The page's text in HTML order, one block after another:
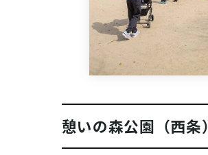
憩いの森公園（西条）